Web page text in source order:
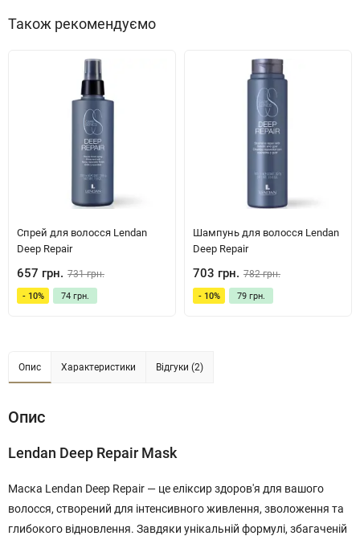
Також рекомендуємо
Спрей для волосся Lendan
Deep Repair
657 грн. 731 грн.
- 10% 74 грн.
Шампунь для волосся Lendan
Deep Repair
703 грн. 782 грн.
- 10% 79 грн.
Опис Характеристики Відгуки (2)
Опис
Lendan Deep Repair Mask
Маска Lendan Deep Repair — це еліксир здоров'я для вашого
волосся, створений для інтенсивного живлення, зволоження та
глибокого відновлення. Завдяки унікальній формулі, збагаченій